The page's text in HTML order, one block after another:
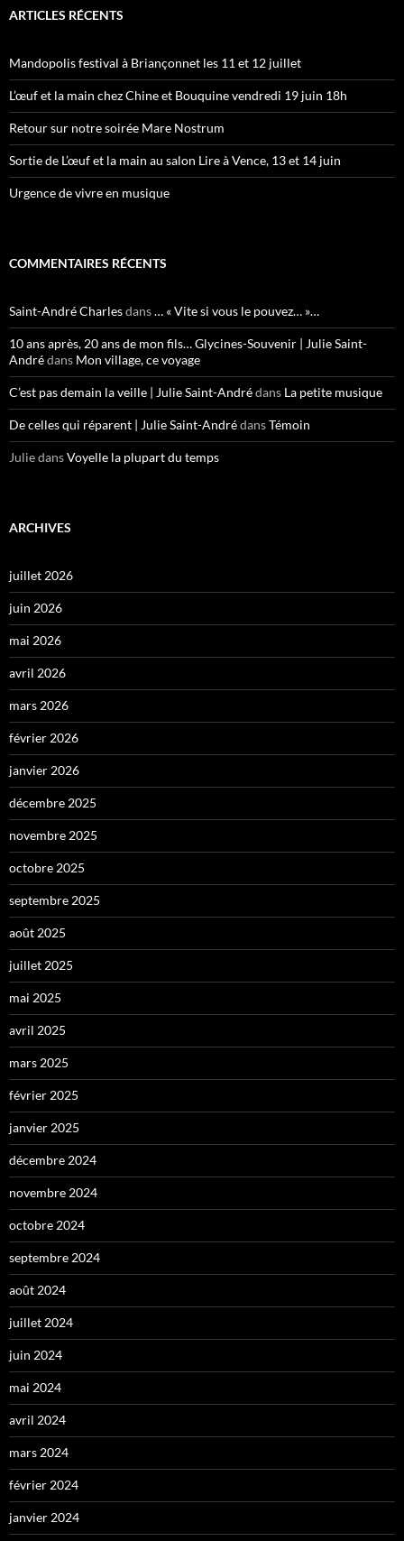
ARTICLES RÉCENTS
Mandopolis festival à Briançonnet les 11 et 12 juillet
L’œuf et la main chez Chine et Bouquine vendredi 19 juin 18h
Retour sur notre soirée Mare Nostrum
Sortie de L’œuf et la main au salon Lire à Vence, 13 et 14 juin
Urgence de vivre en musique
COMMENTAIRES RÉCENTS
Saint-André Charlesdans… « Vite si vous le pouvez… »…
10 ans après, 20 ans de mon fils… Glycines-Souvenir | Julie Saint-
Andrédans Mon village, ce voyage
C’est pas demain la veille | Julie Saint-Andrédans La petite musique
De celles qui réparent | Julie Saint-AndrédansTémoin
JuliedansVoyelle la plupart du temps
ARCHIVES
juillet 2026
juin 2026
mai 2026
avril 2026
mars 2026
février 2026
janvier 2026
décembre 2025
novembre 2025
octobre 2025
septembre 2025
août 2025
juillet 2025
mai 2025
avril 2025
mars 2025
février 2025
janvier 2025
décembre 2024
novembre 2024
octobre 2024
septembre 2024
août 2024
juillet 2024
juin 2024
mai 2024
avril 2024
mars 2024
février 2024
janvier 2024